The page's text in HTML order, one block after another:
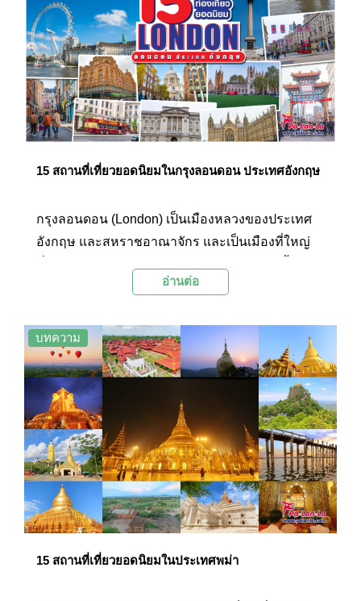
อุดมสมบูรณ์ เพราะมีย่านของกินอร่อยๆ แทรกตัวอยู่
แทบทุกพื้นที่ จนถูกยกให้เป็นหนึ่งในจังหวัดที่เต็มไป
ด้วยเสน่ห์เฉพาะของตัวเองที่มีเรื่องราว และสถานที่
ให้ได้ไปเยี่ยมชมและเรียนรู้มากมาย
15 สถานที่เที่ยวยอดนิยมในกรุงลอนดอน ประเทศอังกฤษ
กรุงลอนดอน (London) เป็นเมืองหลวงของประเทศ
อังกฤษ และสหราชอาณาจักร และเป็นเมืองที่ใหญ่
ศูนย์กลางทางวัฒนธรรม ประวัติศาสตร์ และธุรกิจที่
แฟชั่น และศิลปะ ทำให้ที่นี่เป็นเมืองที่มีอิทธิพลไปทั่ว
โลก และเป็นที่เข้าใจกันว่าปัจจุบันลอนดอนกลายเป็น
เมืองสากลหลักของโลก วันนี้ Palanla จะพาไปชม
15 สถานที่ท่องเที่ยวยอดนิยมในลอนดอน ประเทศ
อังกฤษที่ไม่ควรพลาดด้วยประการทั้งปวง
อ่านต่อ
บทความ
15 สถานที่เที่ยวยอดนิยมในประเทศพม่า